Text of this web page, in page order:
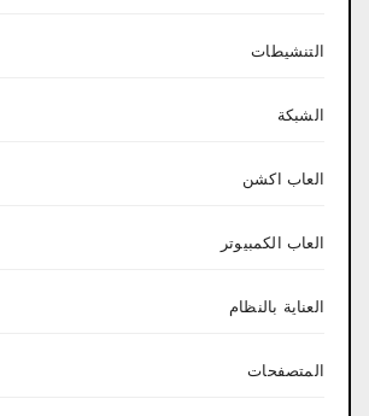
التنشيطات
الشبكة
العاب اكشن
العاب الكمبيوتر
العناية بالنظام
المتصفحات